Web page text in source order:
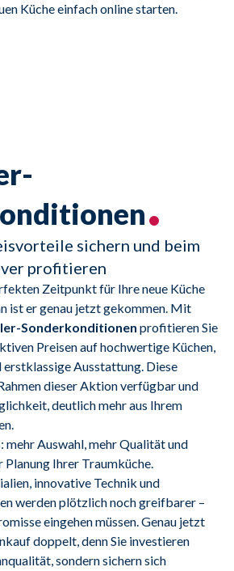
Küche einfach online starten.
sichern und beim
profitieren
Zeitpunkt für Ihre neue Küche
Sonderkonditionen profitieren Sie
Preisen auf hochwertige Küchen,
erstklassige Ausstattung. Diese
dieser Aktion verfügbar und
deutlich mehr aus Ihrem
mehr Auswahl, mehr Qualität und
Ihrer Traumküche.
innovative Technik und
werden plötzlich noch greifbarer –
eingehen müssen. Genau jetzt
doppelt, denn Sie investieren
sondern sichern sich